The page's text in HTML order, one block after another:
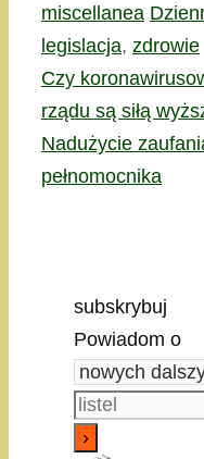
Kategorie
miscellanea Tagi
legislacja, zdrowie
Czy
rządu są siłą
Nadużycie
pełnomocnika
subskrybuj
Powiadom o